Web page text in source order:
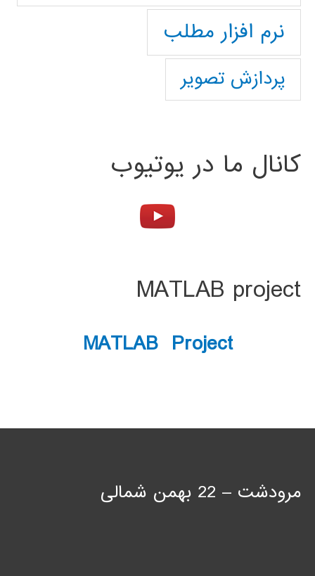
نرم افزار مطلب
پردازش تصویر
کانال ما در یوتیوب
MATLAB project
MATLAB Project
مرودشت – 22 بهمن شمالی